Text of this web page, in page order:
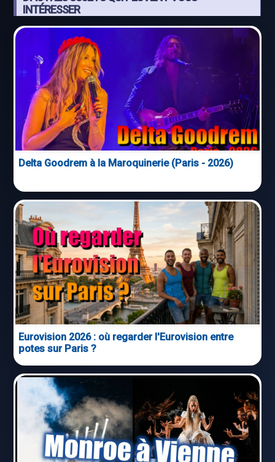
INTÉRESSER
Delta Goodrem à la Maroquinerie (Paris - 2026)
Eurovision 2026 : où regarder l'Eurovision entre
potes sur Paris ?